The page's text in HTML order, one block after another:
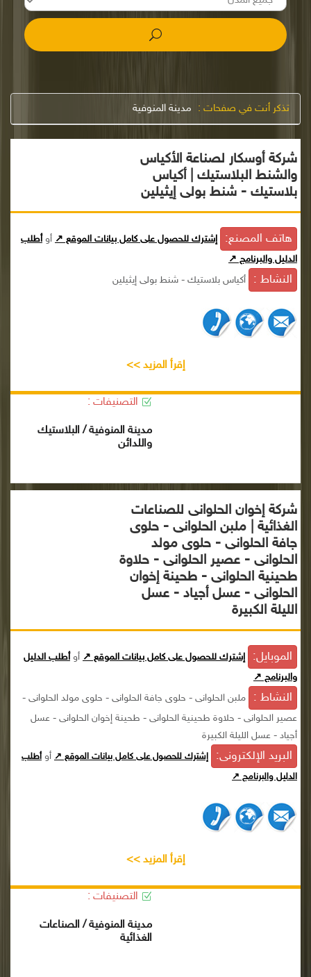
تذكر أنت في صفحات : مدينة المنوفية
شركة أوسكار لصناعة الأكياس
والشنط البلاستيك | أكياس
بلاستيك - شنط بولى إيثيلين
هاتف المصنع: إشترك للحصول على كامل بيانات الموقع ↗ أوأطلب
الدليل والبرنامج ↗
النشاط : أكياس بلاستيك - شنط بولى إيثيلين
إقرأ المزيد >>
التصنيفات :
مدينة المنوفية / البلاستيك
واللدائن
شركة إخوان الحلوانى للصناعات
الغذائية | ملبن الحلوانى - حلوى
جافة الحلوانى - حلوى مولد
الحلوانى - عصير الحلوانى - حلاوة
طحينية الحلوانى - طحينة إخوان
الحلوانى - عسل أجياد - عسل
الليلة الكبيرة
الموبايل: إشترك للحصول على كامل بيانات الموقع ↗ أوأطلب الدليل
والبرنامج ↗
النشاط :
ملبن الحلوانى - حلوى جافة الحلوانى - حلوى مولد الحلوانى -
عصير الحلوانى - حلاوة طحينية الحلوانى - طحينة إخوان الحلوانى - عسل
أجياد - عسل الليلة الكبيرة
البريد الإلكترونى: إشترك للحصول على كامل بيانات الموقع ↗ أوأطلب
الدليل والبرنامج ↗
إقرأ المزيد >>
التصنيفات :
مدينة المنوفية / الصناعات
الغذائية